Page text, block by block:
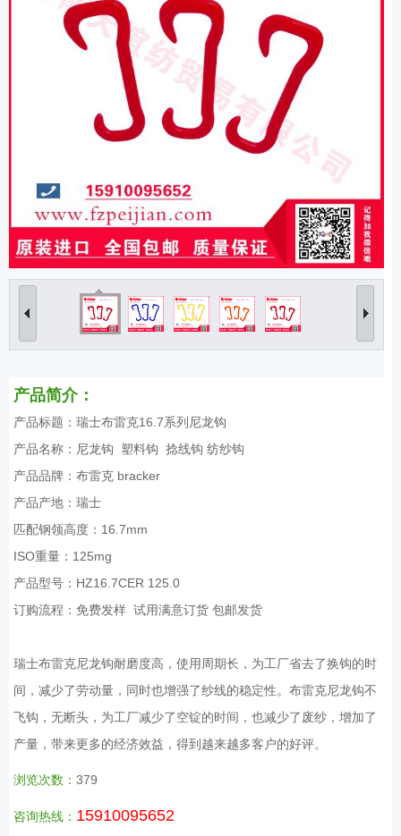
产品简介：
产品标题：瑞士布雷克16.7系列尼龙钩
产品名称：尼龙钩 塑料钩 捻线钩 纺纱钩
产品品牌：布雷克 bracker
产品产地：瑞士
匹配钢领高度：16.7mm
ISO重量：125mg
产品型号：HZ16.7CER 125.0
订购流程：免费发样 试用满意订货 包邮发货
瑞士布雷克尼龙钩耐磨度高，使用周期长，为工厂省去了换钩的时
间，减少了劳动量，同时也增强了纱线的稳定性。布雷克尼龙钩不
飞钩，无断头，为工厂减少了空锭的时间，也减少了废纱，增加了
产量，带来更多的经济效益，得到越来越多客户的好评。
浏览次数： 379
咨询热线： 15910095652